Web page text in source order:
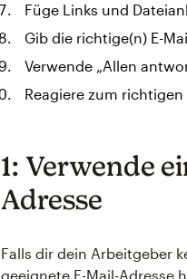
Füge Links und
Gib die richtige(n) E-
Verwende „Allen
Reagiere zum
1: Verwende
Adresse
Falls dir dein Arbeitgeber
geeignete E-Mail-Adresse